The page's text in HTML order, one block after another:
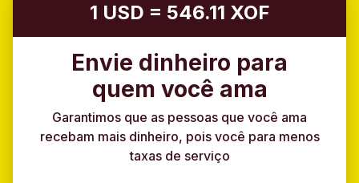
1 USD = 546.11 XOF
Envie dinheiro para
quem você ama
Garantimos que as pessoas que você ama
recebam mais dinheiro, pois você para menos
taxas de serviço